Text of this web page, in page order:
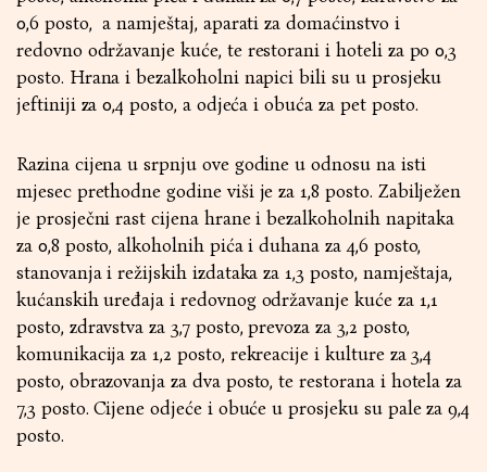
0,6 posto, a namještaj, aparati za domaćinstvo i
redovno održavanje kuće, te restorani i hoteli za po 0,3
posto. Hrana i bezalkoholni napici bili su u prosjeku
jeftiniji za 0,4 posto, a odjeća i obuća za pet posto.
Razina cijena u srpnju ove godine u odnosu na isti
mjesec prethodne godine viši je za 1,8 posto. Zabilježen
je prosječni rast cijena hrane i bezalkoholnih napitaka
za 0,8 posto, alkoholnih pića i duhana za 4,6 posto,
stanovanja i režijskih izdataka za 1,3 posto, namještaja,
kućanskih uređaja i redovnog održavanje kuće za 1,1
posto, zdravstva za 3,7 posto, prevoza za 3,2 posto,
komunikacija za 1,2 posto, rekreacije i kulture za 3,4
posto, obrazovanja za dva posto, te restorana i hotela za
7,3 posto. Cijene odjeće i obuće u prosjeku su pale za 9,4
posto.